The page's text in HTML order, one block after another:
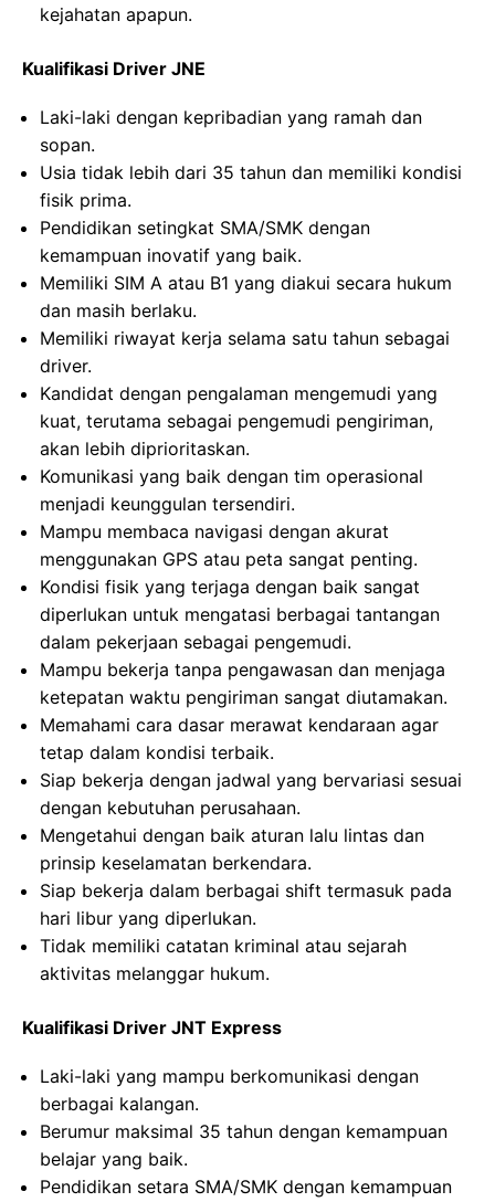
kejahatan apapun.
Kualifikasi Driver JNE
Laki-laki dengan kepribadian yang ramah dan
sopan.
Usia tidak lebih dari 35 tahun dan memiliki kondisi
fisik prima.
Pendidikan setingkat SMA/SMK dengan
kemampuan inovatif yang baik.
Memiliki SIM A atau B1 yang diakui secara hukum
dan masih berlaku.
Memiliki riwayat kerja selama satu tahun sebagai
driver.
Kandidat dengan pengalaman mengemudi yang
kuat, terutama sebagai pengemudi pengiriman,
akan lebih diprioritaskan.
Komunikasi yang baik dengan tim operasional
menjadi keunggulan tersendiri.
Mampu membaca navigasi dengan akurat
menggunakan GPS atau peta sangat penting.
Kondisi fisik yang terjaga dengan baik sangat
diperlukan untuk mengatasi berbagai tantangan
dalam pekerjaan sebagai pengemudi.
Mampu bekerja tanpa pengawasan dan menjaga
ketepatan waktu pengiriman sangat diutamakan.
Memahami cara dasar merawat kendaraan agar
tetap dalam kondisi terbaik.
Siap bekerja dengan jadwal yang bervariasi sesuai
dengan kebutuhan perusahaan.
Mengetahui dengan baik aturan lalu lintas dan
prinsip keselamatan berkendara.
Siap bekerja dalam berbagai shift termasuk pada
hari libur yang diperlukan.
Tidak memiliki catatan kriminal atau sejarah
aktivitas melanggar hukum.
Kualifikasi Driver JNT Express
Laki-laki yang mampu berkomunikasi dengan
berbagai kalangan.
Berumur maksimal 35 tahun dengan kemampuan
belajar yang baik.
Pendidikan setara SMA/SMK dengan kemampuan